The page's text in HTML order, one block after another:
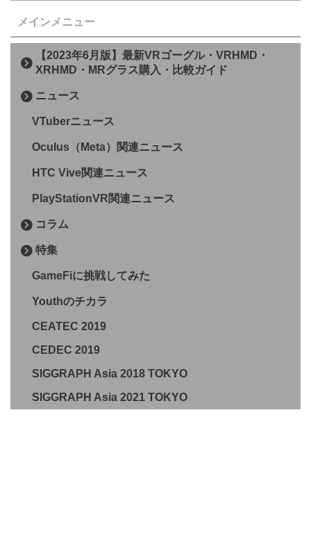
メインメニュー
【2023年6月版】最新VRゴーグル・VRHMD・
XRHMD・MRグラス購入・比較ガイド
ニュース
VTuberニュース
Oculus（Meta）関連ニュース
HTC Vive関連ニュース
PlayStationVR関連ニュース
コラム
特集
GameFiに挑戦してみた
Youthのチカラ
CEATEC 2019
CEDEC 2019
SIGGRAPH Asia 2018 TOKYO
SIGGRAPH Asia 2021 TOKYO